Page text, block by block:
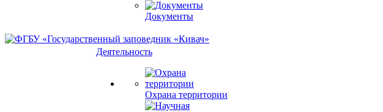
Документы
Деятельность
Охрана территории